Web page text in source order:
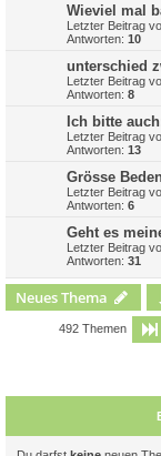
Wieviel mal
Letzter Beitrag
Antworten: 10
unterschied
Letzter Beitrag
Antworten: 8
Ich bitte
Letzter Beitrag
Antworten: 13
Grösse
Letzter Beitrag
Antworten: 6
Geht es
Letzter Beitrag
Antworten: 31
Neues Thema
492 Themen